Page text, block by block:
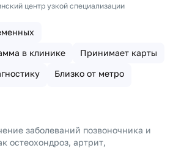
центр узкой специализации
в клинике
Принимает карты
Близко от метро
заболеваний позвоночника и
остеохондроз, артрит,